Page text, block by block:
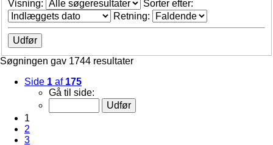
Visning:
Sorter efter:
Retning:
Søgningen gav 1744 resultater
Side 1 af 175
Gå til side:
1
2
3